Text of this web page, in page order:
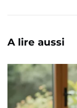
A lire aussi